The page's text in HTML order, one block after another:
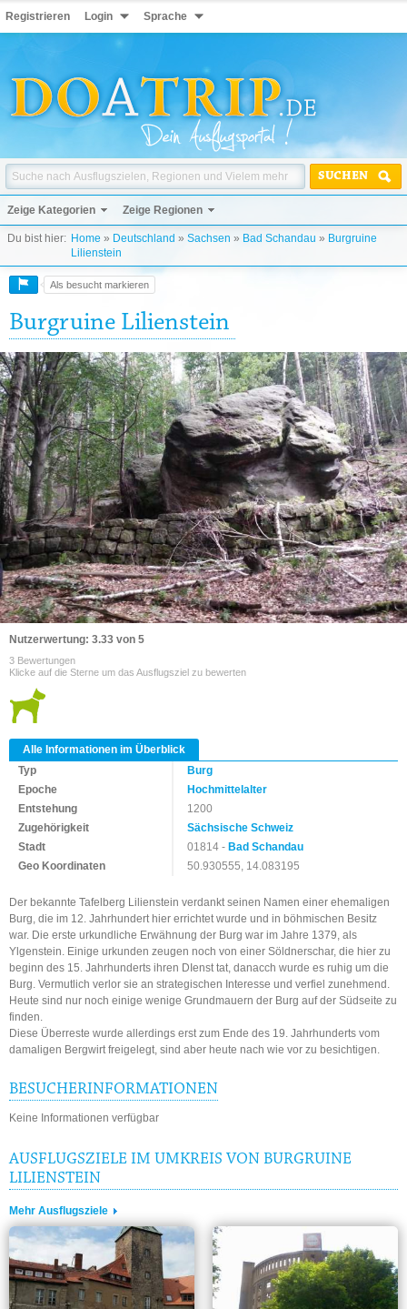
Registrieren Login Sprache
SUCHEN
Zeige Kategorien Zeige Regionen
Du bist hier: Home » Deutschland » Sachsen » Bad Schandau » Burgruine
Lilienstein
Als besucht markieren
Burgruine Lilienstein
Nutzerwertung: 3.33 von 5
3 Bewertungen
Klicke auf die Sterne um das Ausflugsziel zu bewerten
Alle Informationen im Überblick
Typ
Burg
Epoche
Hochmittelalter
Entstehung
1200
Zugehörigkeit
Sächsische Schweiz
Stadt
01814 -Bad Schandau
Geo Koordinaten
50.930555, 14.083195
Der bekannte Tafelberg Lilienstein verdankt seinen Namen einer ehemaligen
Burg, die im 12. Jahrhundert hier errichtet wurde und in böhmischen Besitz
war. Die erste urkundliche Erwähnung der Burg war im Jahre 1379, als
Ylgenstein. Einige urkunden zeugen noch von einer Söldnerschar, die hier zu
beginn des 15. Jahrhunderts ihren DIenst tat, danacch wurde es ruhig um die
Burg. Vermutlich verlor sie an strategischen Interesse und verfiel zunehmend.
Heute sind nur noch einige wenige Grundmauern der Burg auf der Südseite zu
finden.
Diese Überreste wurde allerdings erst zum Ende des 19. Jahrhunderts vom
damaligen Bergwirt freigelegt, sind aber heute nach wie vor zu besichtigen.
BESUCHERINFORMATIONEN
Keine Informationen verfügbar
AUSFLUGSZIELE IM UMKREIS VON BURGRUINE
LILIENSTEIN
Mehr Ausflugsziele